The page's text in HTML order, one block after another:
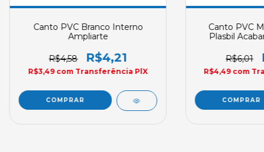
Canto PVC Branco Interno
Ampliarte
R$4,58 R$4,21
R$3,49 com Transferência PlX
Canto PVC
Plasbil
R$6,01
R$4,49 com